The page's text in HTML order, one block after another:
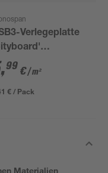
Verlegeplatte
1690 x
x 12 mm
,99 €/ m²
€ / Pack
Materialien